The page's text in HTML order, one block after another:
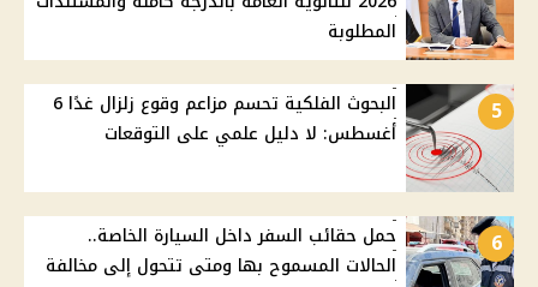
المطلوبة
5
البحوث الفلكية تحسم مزاعم وقوع زلزال غدًا 6
أغسطس: لا دليل علمي على التوقعات
6
حمل حقائب السفر داخل السيارة الخاصة..
الحالات المسموح بها ومتى تتحول إلى مخالفة